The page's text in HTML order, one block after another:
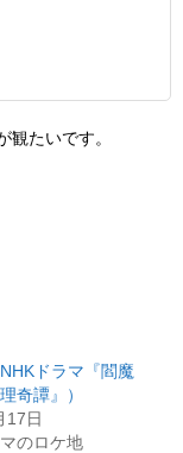
たいです。
ドラマ『閻魔
奇譚』）
17日
のロケ地